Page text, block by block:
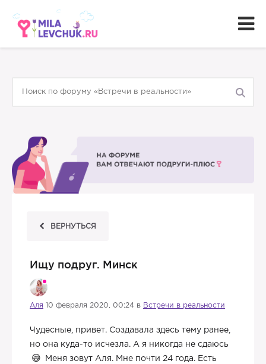
ВЕРНУТЬСЯ
Ищу подруг. Минск
Аля 10 февраля 2020, 00:24 в Встречи в реальности
Чудесные, привет. Создавала здесь тему ранее,
но она куда-то исчезла. А я никогда не сдаюсь
Меня зовут Аля. Мне почти 24 года. Есть